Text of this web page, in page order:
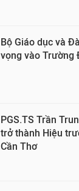
Bộ Giáo dục và
vọng vào Trường
PGS.TS Trần
trở thành Hiệu
Cần Thơ